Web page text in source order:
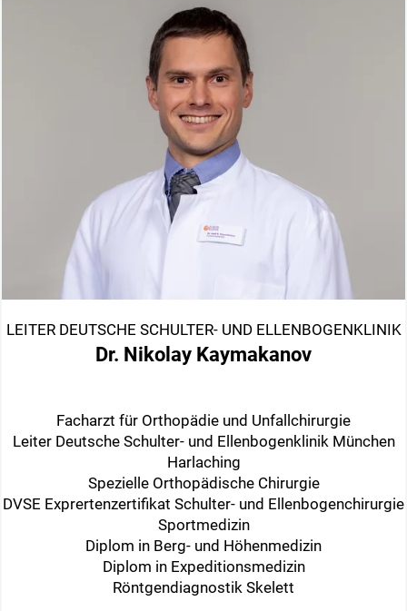
LEITER DEUTSCHE SCHULTER- UND ELLENBOGENKLINIK
Dr. Nikolay Kaymakanov
Facharzt für Orthopädie und Unfallchirurgie
Leiter Deutsche Schulter- und Ellenbogenklinik München
Harlaching
Spezielle Orthopädische Chirurgie
DVSE Exprertenzertifikat Schulter- und Ellenbogenchirurgie
Sportmedizin
Diplom in Berg- und Höhenmedizin
Diplom in Expeditionsmedizin
Röntgendiagnostik Skelett